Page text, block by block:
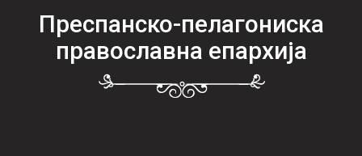
Преспанско-пелагониска
православна епархија